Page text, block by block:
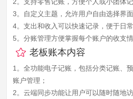
3。自定义主题，允许用户自由选择界面
4。支出和收入可以快速记录，便于日
5。分账管理方便掌握每个账户的收支情
老板账本内容
1。全功能电子记账，包括分类记账、
账户管理；
2。云端同步功能让用户可以随时随地